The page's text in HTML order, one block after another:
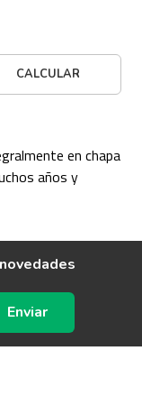
CALCULAR
en chapa
años y
Enviar